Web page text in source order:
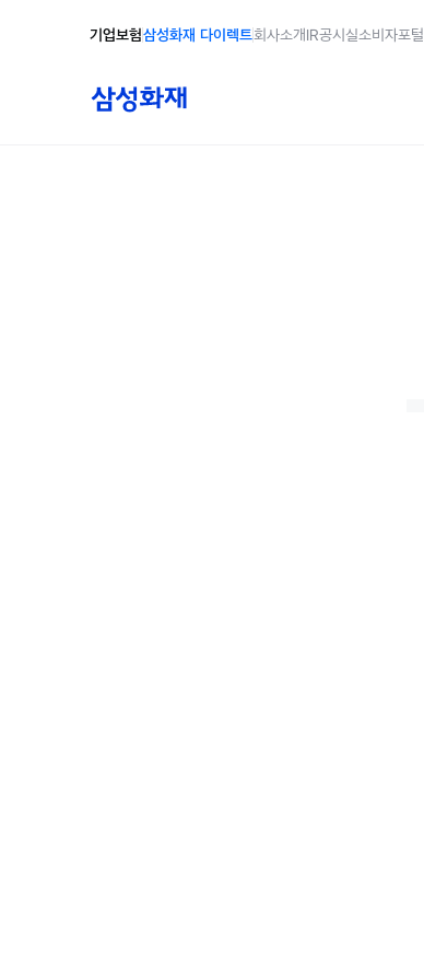
당신에게 좋은보험 - 삼성화재
서비스링크
기업보험삼성화재 다이렉트회사소개IR공시실소비자포털